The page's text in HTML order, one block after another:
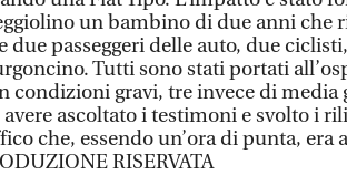
un bambino di due anni che
due passeggeri delle auto, due
Tutti sono stati portati
condizioni gravi, tre invece di media
ascoltato i testimoni e svolto i
che, essendo un’ora di punta,
RISERVATA